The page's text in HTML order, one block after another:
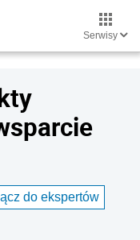
Serwisy
do ekspertów